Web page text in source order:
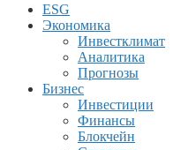
ESG
Экономика
Инвестклимат
Аналитика
Прогнозы
Бизнес
Инвестиции
Финансы
Блокчейн